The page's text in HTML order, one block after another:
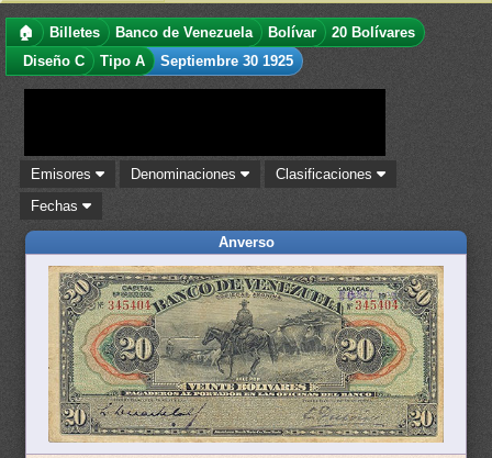
🏠 Billetes Banco de Venezuela Bolívar
20 Bolívares
Diseño C
Tipo A Septiembre 30 1925
Emisores Denominaciones
Clasificaciones
Fechas
Anverso